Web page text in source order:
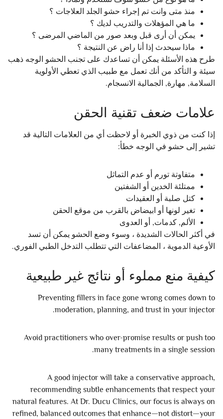
منذ متى وانت تم إجراء حشو الجلد العلاجات ؟
ما هي المؤهلات والتدريب لديك ؟
يمكن أن أرى قبل وبعد صور من الماضي المرضى ؟
ماذا سيحدث إذا أنا راض عن النتيجة ؟
طرح هذه الأسئلة يمكن أن تساعدك على تجنب الحشو الوجه ذهب
سيئة و التأكد من أنك تعمل مع طبيب الذي تعطي الأولوية
السلامة, مهارة, الجمالية الانسجام.
علامات ضعف تقنية الحقن
إذا كنت من ذوي الخبرة أو لاحظت أي من العلامات التالية قد
تشير إلى حشو في الوجه خطأ:
متفاوتة تورم أو عدم التماثل
ممتلئة الخدين أو الشفتين
كتل صلبة أو العقيدات
تغير لونها أو ابيضاض بالقرب من موقع الحقن
الألم, كدمات, أو العدوى
في أكثر الحالات الشديدة ، وسوء وضع الحشو يمكن أن تسد
الأوعية الدموية ، المضاعفات التي تتطلب التدخل الطبي الفوري.
كيفية منع مملوء أو نتائج غير طبيعية
Preventing fillers in face gone wrong comes down to
moderation, planning, and trust in your injector.
Avoid practitioners who over-promise results or push too
many treatments in a single session.
A good injector will take a conservative approach,
recommending subtle enhancements that respect your
natural features. At Dr. Ducu Clinics, our focus is always on
refined, balanced outcomes that enhance—not distort—your